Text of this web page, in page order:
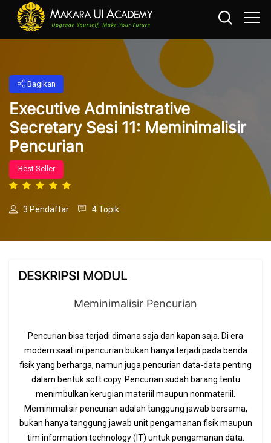
Bagikan
Executive Administrative
Secretary Sesi 11: Meminimalisir
Pencurian
Best Seller
3 Pendaftar 4 Topik
DESKRIPSI MODUL
Meminimalisir Pencurian
Pencurian bisa terjadi dimana saja dan kapan saja. Di era
modern saat ini pencurian bukan hanya terjadi pada benda
fisik yang berharga, namun juga pencurian data-data penting
dalam bentuk soft copy. Pencurian sudah barang tentu
menimbulkan kerugian materiil maupun nonmateriil.
Meminimalisir pencurian adalah tanggung jawab bersama,
bukan hanya tanggung jawab unit pengamanan fisik maupun
tim information technology (IT) untuk pengamanan data.